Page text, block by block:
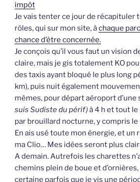
impôt
Je vais tenter ce jour de récapituler
rôles, qui sur mon site, àchaque
chance d’être concernée.
Je conçois qu’il vous faut un vision
claire, mais je gis totalement KO
des taxis ayant bloqué le plus long
km), puis nuit également
mêmes, pour départ aéroport d’une
suis Sudiste du périf)à 4 h et tout
par brouillard nocturne, y compris
En ais usé toute mon énergie, et un
ma Clio… Mes idées seront plus
A demain. Autrefois les charettes
chemins plein de boue et
certaine parfois que je vis une